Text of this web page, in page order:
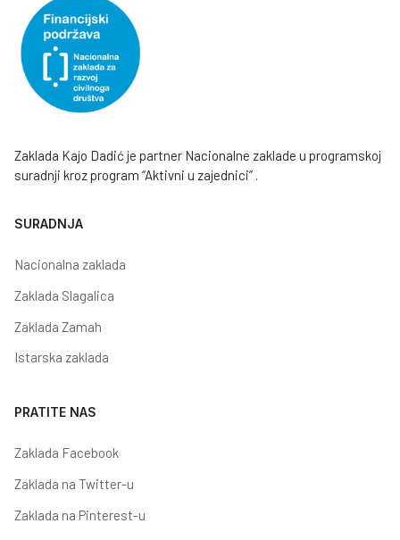
Zaklada Kajo Dadić je partner Nacionalne zaklade u programskoj
suradnji kroz program “Aktivni u zajednici” .
SURADNJA
Nacionalna zaklada
Zaklada Slagalica
Zaklada Zamah
Istarska zaklada
PRATITE NAS
Zaklada Facebook
Zaklada na Twitter-u
Zaklada na Pinterest-u